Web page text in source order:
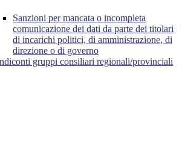
Sanzioni per mancata o incompleta
comunicazione dei dati da parte dei titolari
di incarichi politici, di amministrazione, di
direzione o di governo
gruppi consiliari regionali/provinciali